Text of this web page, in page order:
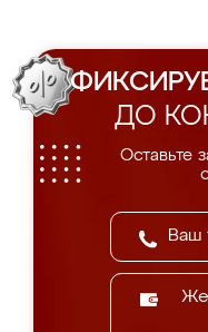
ДО
Оставьте